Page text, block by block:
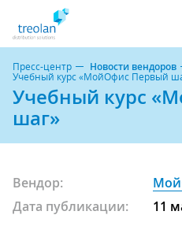
Пресс-центр Новости вендоров
Учебный курс «МойОфис Первый
Учебный курс
шаг»
Вендор:
Дата публикации:
11